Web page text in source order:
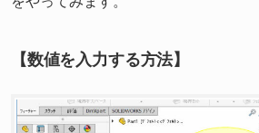
【数値を入力する方法】